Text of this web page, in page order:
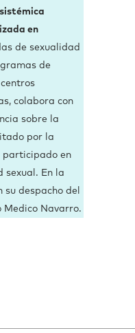
en
de sexualidad
de
colabora con
sobre la
por la
participado en
sexual. En la
despacho del
Medico Navarro.